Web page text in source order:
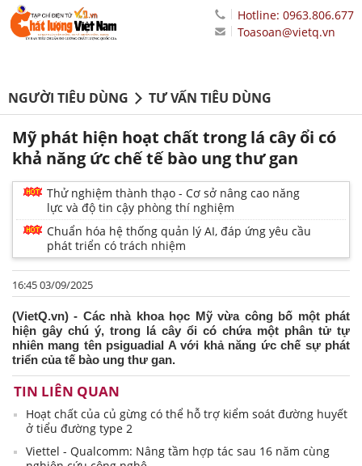
Hotline: 0963.806.677
Toasoan@vietq.vn
NGƯỜI TIÊU DÙNG TƯ VẤN TIÊU DÙNG
Mỹ phát hiện hoạt chất trong lá cây ổi có
khả năng ức chế tế bào ung thư gan
Thử nghiệm thành thạo - Cơ sở nâng cao năng
lực và độ tin cậy phòng thí nghiệm
Chuẩn hóa hệ thống quản lý AI, đáp ứng yêu cầu
phát triển có trách nhiệm
16:45 03/09/2025
(VietQ.vn) - Các nhà khoa học Mỹ vừa công bố một phát
hiện gây chú ý, trong lá cây ổi có chứa một phân tử tự
nhiên mang tên psiguadial A với khả năng ức chế sự phát
triển của tế bào ung thư gan.
TIN LIÊN QUAN
Hoạt chất của củ gừng có thể hỗ trợ kiểm soát đường huyết
ở tiểu đường type 2
Viettel - Qualcomm: Nâng tầm hợp tác sau 16 năm cùng